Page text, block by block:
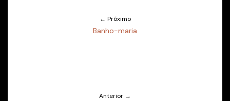
← Próximo
Banho-maria
Anterior →